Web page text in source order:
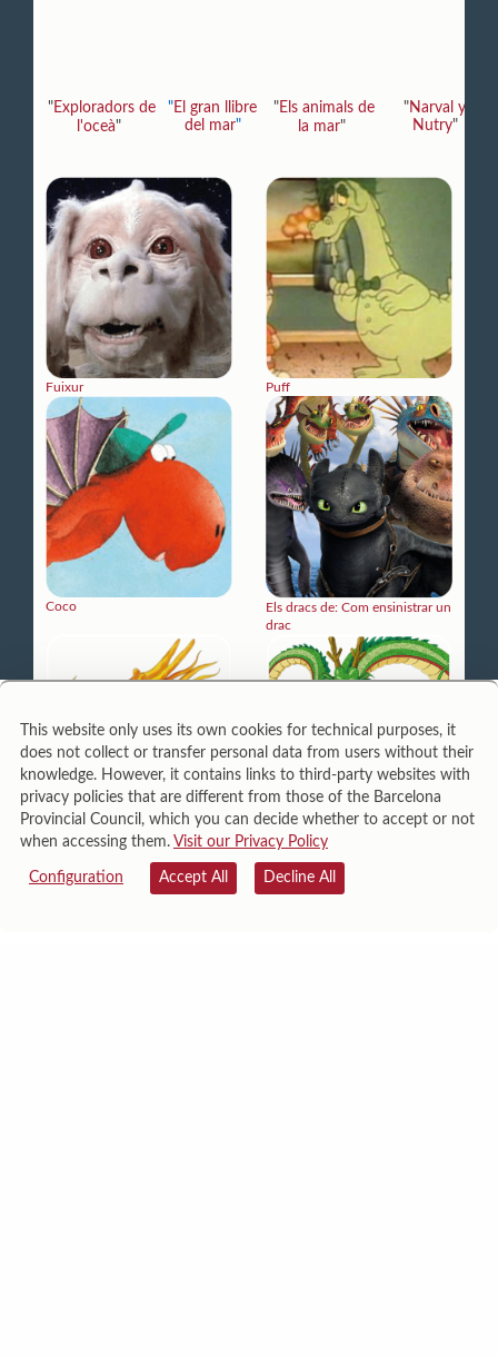
"Exploradors de
l'oceà"
"El gran llibre
del mar"
"Els animals de
la mar"
"Narval y
Nutry"
Fuixur Puff
Coco
Els dracs de: Com ensinistrar un
drac
Els Dracs xinesos Sheron
This website only uses its own cookies for technical purposes, it
does not collect or transfer personal data from users without their
knowledge. However, it contains links to third-party websites with
privacy policies that are different from those of the Barcelona
Provincial Council, which you can decide whether to accept or not
when accessing them. Visit our Privacy Policy
Configuration Accept All Decline All